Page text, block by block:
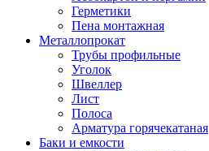
Герметики
Пена монтажная
Металлопрокат
Трубы профильные
Уголок
Швеллер
Лист
Полоса
Арматура горячекатаная
Баки и емкости